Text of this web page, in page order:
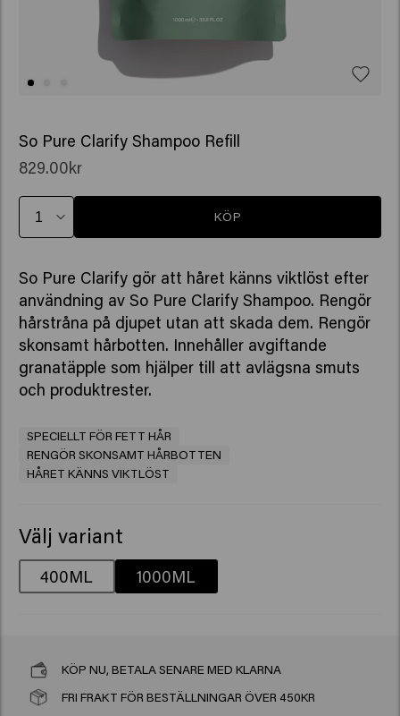
So Pure Clarify Shampoo Refill
829.00kr
KÖP
So Pure Clarify gör att håret känns viktlöst efter
användning av So Pure Clarify Shampoo. Rengör
hårstråna på djupet utan att skada dem. Rengör
skonsamt hårbotten. Innehåller avgiftande
granatäpple som hjälper till att avlägsna smuts
och produktrester.
SPECIELLT FÖR FETT HÅR
RENGÖR SKONSAMT HÅRBOTTEN
HÅRET KÄNNS VIKTLÖST
Välj variant
400ML 1000ML
KÖP NU, BETALA SENARE MED KLARNA
FRI FRAKT FÖR BESTÄLLNINGAR ÖVER 450KR